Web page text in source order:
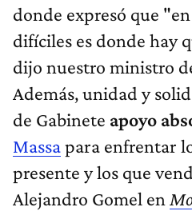
donde expresó que
difíciles es donde hay
dijo nuestro ministro
Además, unidad y
de Gabinete apoyo
Massapara enfrentar
presente y los que
Alejandro Gomel en